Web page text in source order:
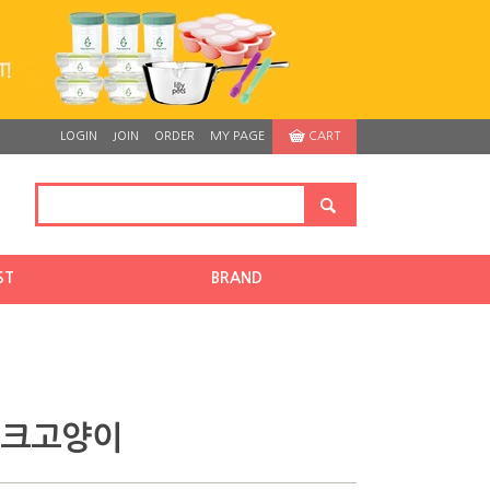
LOGIN JOIN ORDER MY PAGE CART
BRAND
고양이